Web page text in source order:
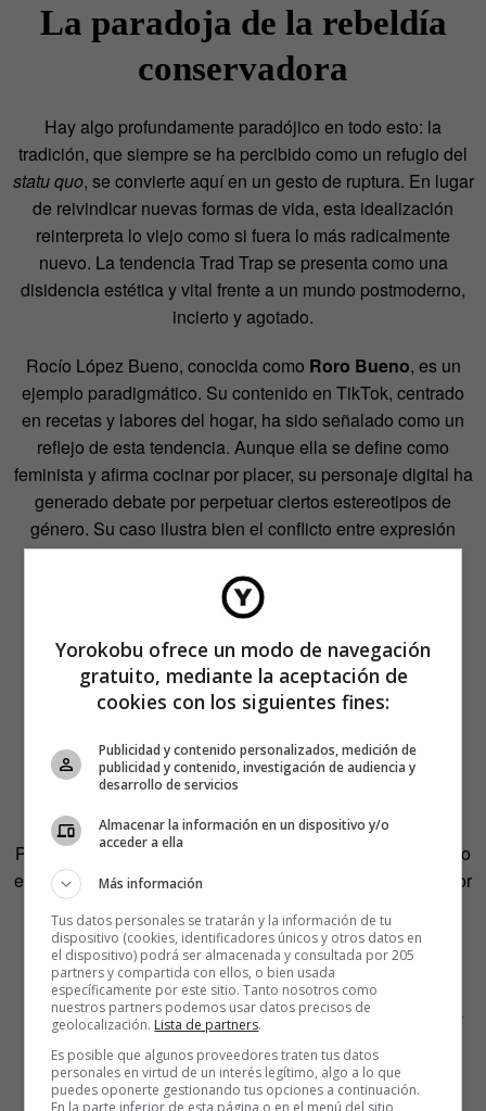
La paradoja de la rebeldía
conservadora
Hay algo profundamente paradójico en todo esto: la
tradición, que siempre se ha percibido como un refugio del
statu quo, se convierte aquí en un gesto de ruptura. En lugar
de reivindicar nuevas formas de vida, esta idealización
reinterpreta lo viejo como si fuera lo más radicalmente
nuevo. La tendencia Trad Trap se presenta como una
disidencia estética y vital frente a un mundo postmoderno,
incierto y agotado.
Rocío López Bueno, conocida como Roro Bueno, es un
ejemplo paradigmático. Su contenido en TikTok, centrado
en recetas y labores del hogar, ha sido señalado como un
reflejo de estatendencia. Aunque ella se define como
feminista y afirma cocinar por placer, su personaje digital ha
generado debate por perpetuar ciertos estereotipos de
género. Su caso ilustra bien el conflicto entre expresión
individual y recepción colectiva: ¿estamos ante un acto
un nuevo caso de packaging del viejo
patriarcado?
Del meme al merch: la
politización del pasado
El fenómeno no se limita a las redes sociales. También
Donald Trumpel pasado año durante un mitin en
Pensilvania, la imagen
del expresidente herido con el puño
en alto fue transformada rápidamente
en merchandising por
parte de sus seguidores. En apenas tres horas, se
vendieron miles decamisetas con su imagen. La épica
tradicional se convierte así en símbolo de resistencia.
El fenómeno Trad Trap ya no es solo una estética: es una
narrativa que se puede llevar puesta.
conservadora se vincula también con prácticas como el
prepping—prepararsepara un futuro catastrófico—, la
Yorokobu ofrece un modo de navegación
gratuito, mediante la aceptación de
cookies con los siguientes fines:
Publicidad y contenido personalizados, medición de
publicidad y contenido, investigación de audiencia y
desarrollo de servicios
Almacenar la información en un dispositivo y/o
acceder a ella
Más información
Tus datos personales se tratarán y la información de tu
dispositivo (cookies, identificadores únicos y otros datos en
el dispositivo) podrá ser almacenada y consultada por 205
partners y compartida con ellos, o bien usada
específicamente por este sitio. Tanto nosotros como
nuestros partners podemos usar datos precisos de
geolocalización. Lista de partners.
Es posible que algunos proveedores traten tus datos
personales en virtud de un interés legítimo, algo a lo que
puedes oponerte gestionando tus opciones a continuación.
En la parte inferior de esta página o en el menú del sitio,